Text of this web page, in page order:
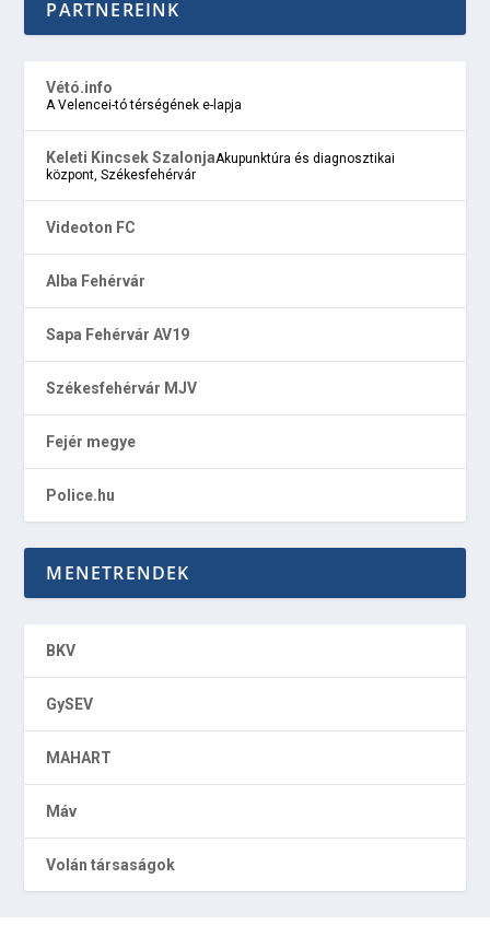
PARTNEREINK
Vétó.info
A Velencei-tó térségének e-lapja
Keleti Kincsek SzalonjaAkupunktúra és diagnosztikai
központ, Székesfehérvár
Videoton FC
Alba Fehérvár
Sapa Fehérvár AV19
Székesfehérvár MJV
Fejér megye
Police.hu
MENETRENDEK
BKV
GySEV
MAHART
Máv
Volán társaságok